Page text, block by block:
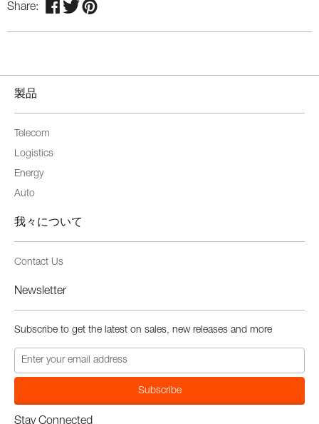
Share:
製品
Telecom
Logistics
Energy
Auto
我々について
Contact Us
Newsletter
Subscribe to get the latest on sales, new releases and more